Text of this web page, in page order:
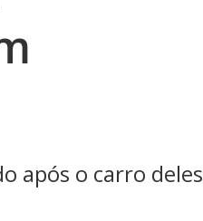
após o carro deles